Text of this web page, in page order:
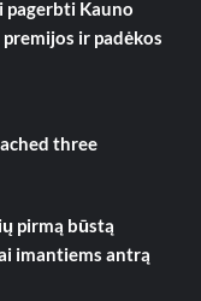
pagerbti Kauno
ir padėkos
three
pirmą būstą
imantiems antrą